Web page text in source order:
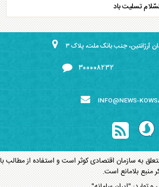
تسلیت باد
آرژانتین، جنب بانک ملت، پلاک ۳
۳۰۰۰۰۸۲۳۲
INFO@NEWS-
به سازمان اقتصادی کوثر است و استفاده از مطالب با
منبع بلامانع است.